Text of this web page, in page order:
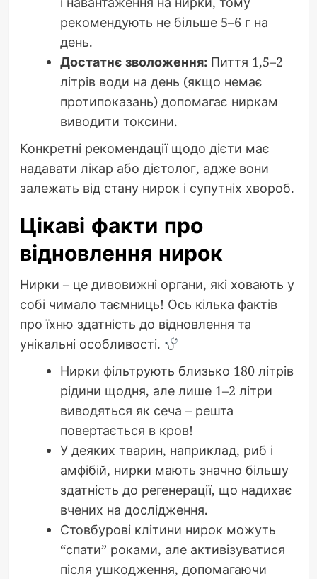
рекомендують не більше 5–6 г на
день.
Достатнє зволоження:Пиття 1,5–2
літрів води на день (якщо немає
протипоказань) допомагає ниркам
виводити токсини.
Конкретні рекомендації щодо дієти має
надавати лікар або дієтолог, адже вони
залежать від стану нирок і супутніх хвороб.
Цікаві факти про
відновлення нирок
Нирки – це дивовижні органи, які ховають у
собі чимало таємниць! Ось кілька фактів
про їхню здатність до відновлення та
унікальні особливості.
Нирки фільтрують близько 180 літрів
рідини щодня, але лише 1–2 літри
виводяться як сеча – решта
повертається в кров!
У деяких тварин, наприклад, риб і
амфібій, нирки мають значно більшу
здатність до регенерації, що надихає
вчених на дослідження.
Стовбурові клітини нирок можуть
“спати” роками, але активізуватися
після ушкодження, допомагаючи